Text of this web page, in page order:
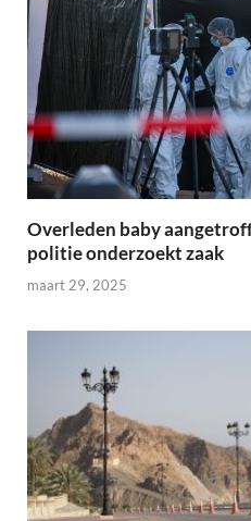
Overleden baby
politie onderzoekt zaak
maart 29, 2025